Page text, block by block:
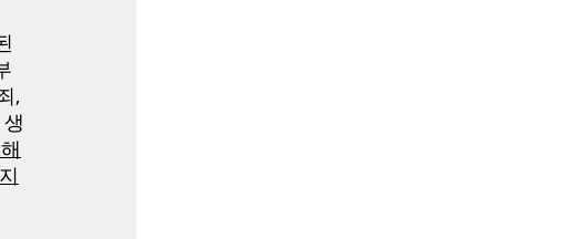
,